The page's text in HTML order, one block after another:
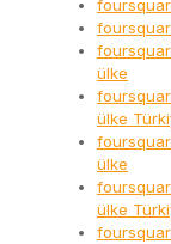
ülke
ülke
ülke
ülke